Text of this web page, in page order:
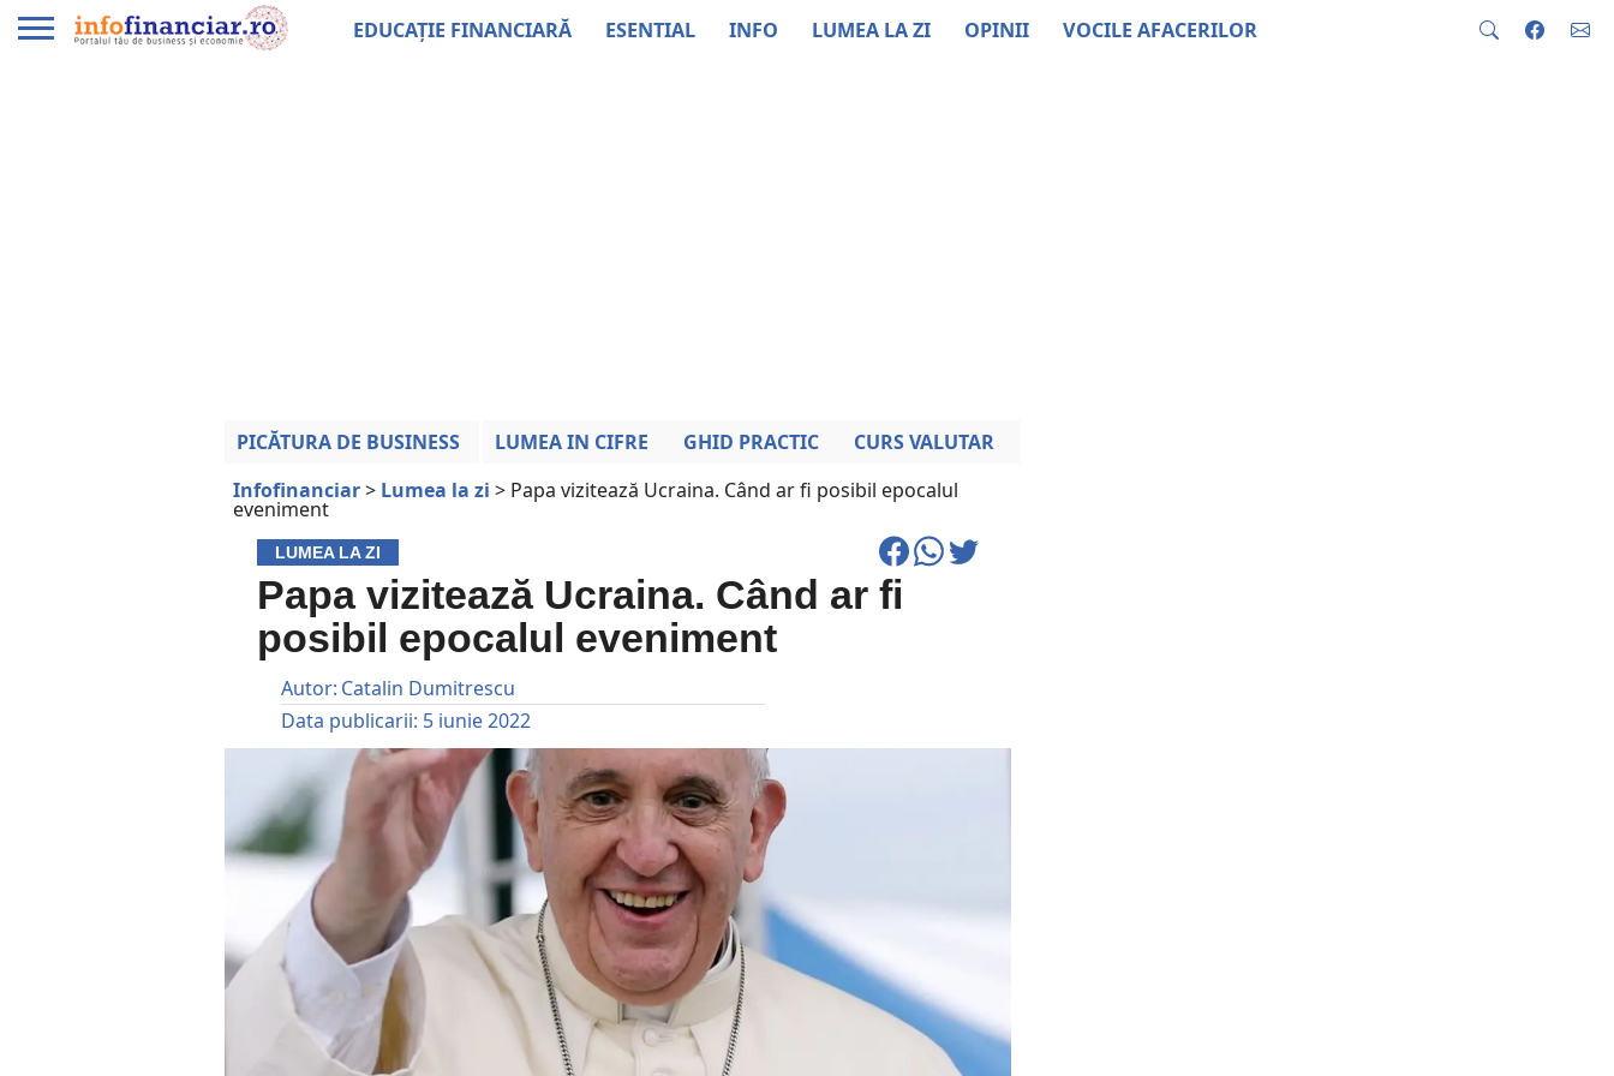
EDUCAȚIE FINANCIARĂ ESENTIAL INFO LUMEA LA ZI OPINII VOCILE AFACERILOR
PICĂTURA DE BUSINESS LUMEA IN CIFRE GHID PRACTIC
CURS VALUTAR
Infofinanciar> Lumea la zi > Papa vizitează Ucraina. Când ar fi posibil epocalul
eveniment
LUMEA LA ZI
Papa vizitează Ucraina. Când ar fi
posibil epocalul eveniment
Autor: Catalin Dumitrescu
Data publicarii: 5 iunie 2022